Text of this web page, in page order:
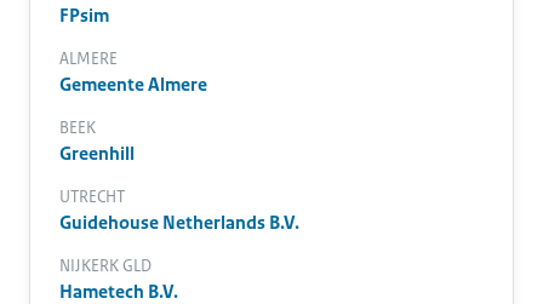
FPsim
ALMERE
Gemeente Almere
BEEK
Greenhill
UTRECHT
Guidehouse Netherlands B.V.
NIJKERK GLD
Hametech B.V.